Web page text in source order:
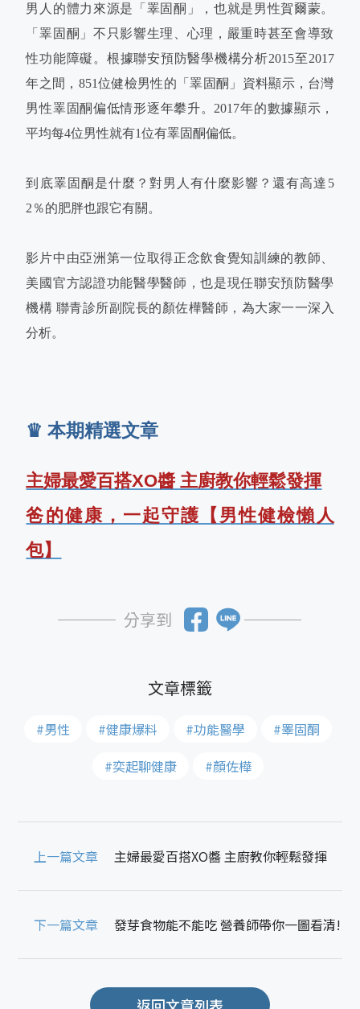
男人的體力來源是「睪固酮」，也就是男性賀爾蒙。
「睪固酮」不只影響生理、心理，嚴重時甚至會導致
性功能障礙。根據聯安預防醫學機構分析2015至2017
年之間，851位健檢男性的「睪固酮」資料顯示，台灣
男性睪固酮偏低情形逐年攀升。2017年的數據顯示，
平均每4位男性就有1位有睪固酮偏低。
到底睪固酮是什麼？對男人有什麼影響？還有高達5
2％的肥胖也跟它有關。
影片中由亞洲第一位取得正念飲食覺知訓練的教師、
美國官方認證功能醫學醫師，也是現任聯安預防醫學
機構 聯青診所副院長的顏佐樺醫師，為大家一一深入
分析。
♛ 本期精選文章
主婦最愛百搭XO醬 主廚教你輕鬆發揮
爸的健康，一起守護【男性健檢懶人
包】
分享到
#男性 #健康爆料 #功能醫學
#睪固酮
#奕起聊健康
#顏佐樺
上一篇文章 主婦最愛百搭XO醬 主廚教你輕鬆發揮
下一篇文章 發芽食物能不能吃 營養師帶你一圖看清!